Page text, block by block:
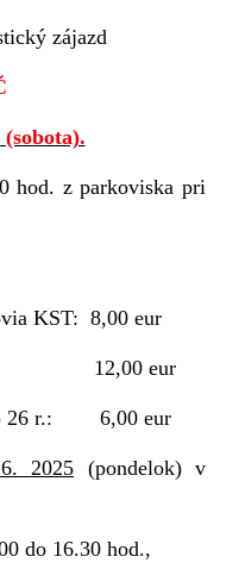
zájazd
hod. z parkoviska pri
KST: 8,00 eur
12,00 eur
26 r.: 6,00 eur
2025 (pondelok) v
do 16.30 hod.,